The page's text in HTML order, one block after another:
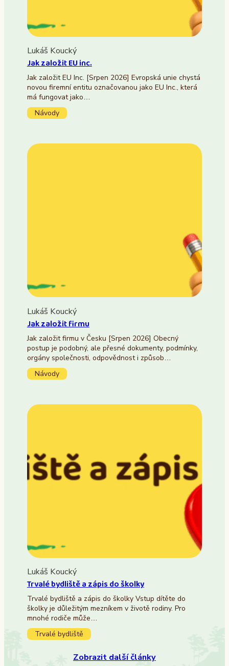
Lukáš Koucký
Jak založit EU inc.
Jak založit EU Inc. [Srpen 2026] Evropská unie chystá
novou firemní entitu označovanou jako EU Inc., která
má fungovat jako…
Návody
Lukáš Koucký
Jak založit firmu
Jak založit firmu v Česku [Srpen 2026] Obecný
postup je podobný, ale přesné dokumenty, podmínky,
orgány společnosti, odpovědnost i způsob…
Návody
Lukáš Koucký
Trvalé bydliště a zápis do školky
Trvalé bydliště a zápis do školky Vstup dítěte do
školky je důležitým mezníkem v životě rodiny. Pro
mnohé rodiče může…
Trvalé bydliště
Zobrazit další články